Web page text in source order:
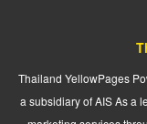
Thailand YellowPages
a subsidiary of AIS As a